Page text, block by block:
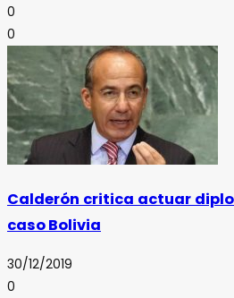
0
0
Calderón critica actuar
caso Bolivia
30/12/2019
0